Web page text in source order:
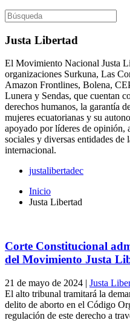
Justa Libertad
El Movimiento Nacional Justa
organizaciones Surkuna, Las
Amazon Frontlines, Bolena,
Lunera y Sendas, que cuentan
derechos humanos, la garantía
mujeres ecuatorianas y su
apoyado por líderes de opinión,
sociales y diversas entidades
internacional.
justalibertadec
Inicio
Justa Libertad
Corte Constitucional
del Movimiento Justa
21 de mayo de 2024 | Justa
El alto tribunal tramitará la
delito de aborto en el Código
regulación de este derecho a